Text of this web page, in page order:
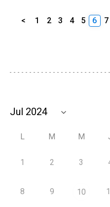
< 1 2 3 4 5 6 7
L M M
1 2 3
8 9 10